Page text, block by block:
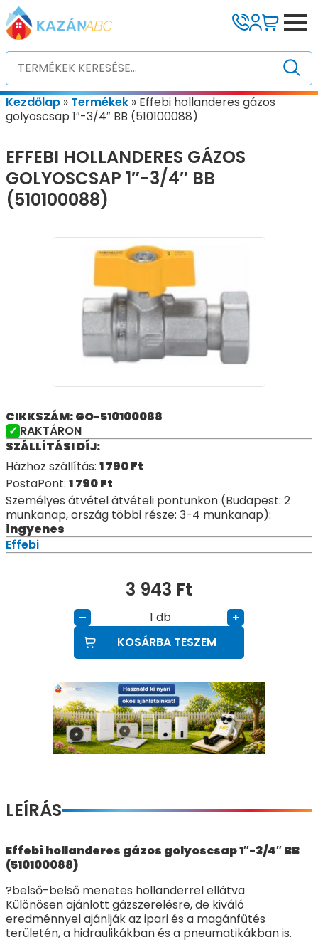
Kezdőlap » Termékek » Effebi hollanderes gázos
golyoscsap 1″-3/4″ BB (510100088)
EFFEBI HOLLANDERES GÁZOS
GOLYOSCSAP 1″-3/4″ BB
(510100088)
CIKKSZÁM: GO-510100088
RAKTÁRON
SZÁLLÍTÁSI DÍJ:
Házhoz szállítás: 1 790Ft
PostaPont: 1 790Ft
Személyes átvétel átvételi pontunkon (Budapest: 2
munkanap, ország többi része: 3-4 munkanap):
ingyenes
Effebi
3 943 Ft
– db
+
KOSÁRBA TESZEM
LEÍRÁS
Effebi hollanderes gázos golyoscsap 1″-3/4″ BB
(510100088)
?belső-belső menetes hollanderrel ellátva
Különösen ajánlott gázszerelésre, de kiváló
eredménnyel ajánlják az ipari és a magánfűtés
területén, a hidraulikákban és a pneumatikákban is.